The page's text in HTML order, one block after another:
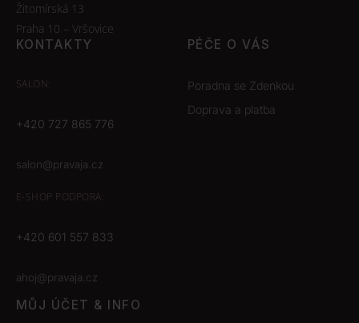
Žitomírská 13
Praha 10 – Vršovice
KONTAKTY
SALON:
+420 727 865 776
salon@pravaja.cz
E-SHOP PODPORA:
+420 601 557 833
ahoj@pravaja.cz
PÉČE O VÁS
Poradna se Zdenkou
Doprava a platba
MŮJ ÚČET & INFO